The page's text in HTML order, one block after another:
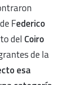
Federico
del Coiro
de la
esa